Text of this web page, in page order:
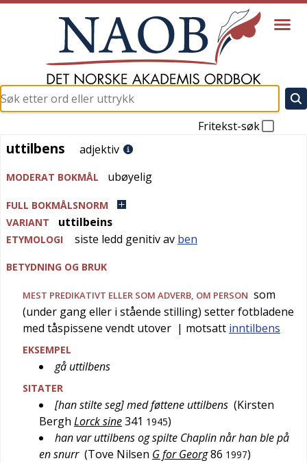
Fritekst-søk
uttilbens
uttilbens adjektiv
MODERAT BOKMÅL ubøyelig
FULL BOKMÅLSNORM
VARIANT
uttilbeins
ETYMOLOGI siste ledd genitiv av ben
BETYDNING OG BRUK
MEST PREDIKATIVT ELLER SOM ADVERB, OM PERSON som
(under gang eller i stående stilling) setter fotbladene
med tåspissene vendt utover | motsatt inntilbens
EKSEMPEL
gå uttilbens
SITATER
[han stilte seg] med føttene uttilbens (Kirsten
Bergh Lorck sine341 1945)
han var uttilbens og spilte Chaplin når han ble på
en snurr (Tove Nilsen G for Georg86 1997)